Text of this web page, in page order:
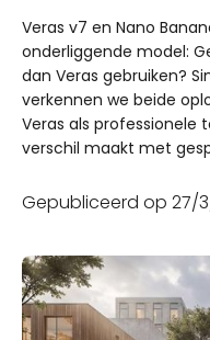
Veras v7 en Nano
onderliggende model:
dan Veras gebruiken?
verkennen we beide
Veras als
verschil maakt met
Gepubliceerd op 27/